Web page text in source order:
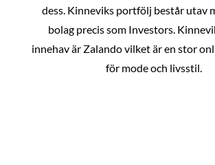
dess. Kinneviks portfölj består utav
bolag precis som Investors.
innehav är Zalando vilket är en stor
för mode och livsstil.